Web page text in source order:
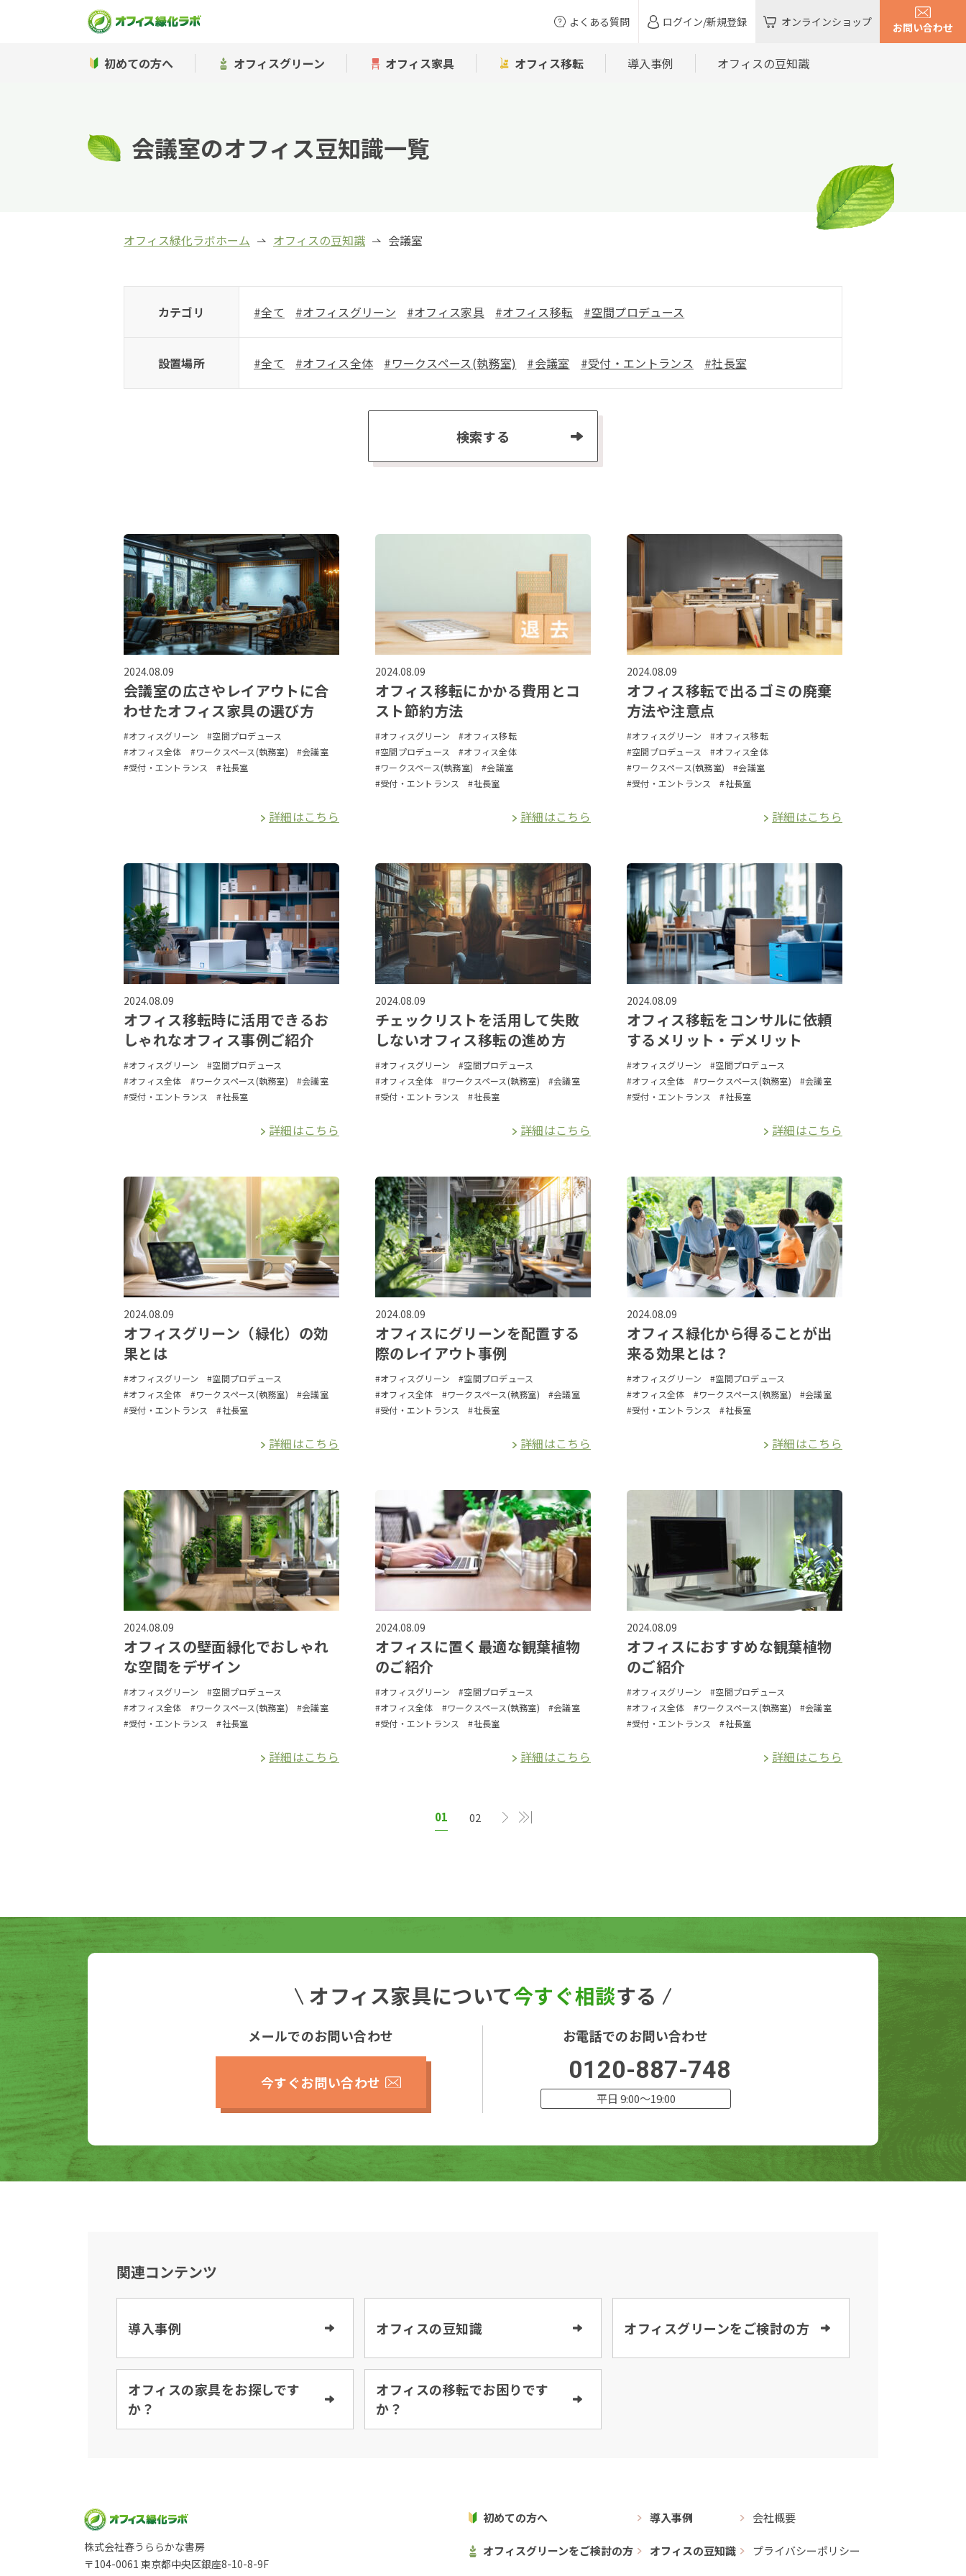
よくある質問 ログイン/新規登録 オンラインショップ お問い合わせ
初めての方へ オフィスグリーン オフィス家具 オフィス移転 導入事例 オフィスの豆知識
会議室のオフィス豆知識一覧
オフィス緑化ラボホーム オフィスの豆知識 会議室
カテゴリ #全て #オフィスグリーン #オフィス家具 #オフィス移転 #空間プロデュース
設置場所 #全て #オフィス全体 #ワークスペース(執務室) #会議室 #受付・エントランス #社長室
検索する
2024.08.09
会議室の広さやレイアウトに合
わせたオフィス家具の選び方
#オフィスグリーン
#空間プロデュース
#オフィス全体
#ワークスペース(執務室)
#会議室
#受付・エントランス
#社長室
詳細はこちら
2024.08.09
オフィス移転にかかる費用とコ
スト節約方法
#オフィスグリーン
#オフィス移転
#空間プロデュース
#オフィス全体
#ワークスペース(執務室)
#会議室
#受付・エントランス
#社長室
詳細はこちら
2024.08.09
オフィス移転で出るゴミの廃棄
方法や注意点
#オフィスグリーン
#オフィス移転
#空間プロデュース
#オフィス全体
#ワークスペース(執務室)
#会議室
#受付・エントランス
#社長室
詳細はこちら
2024.08.09
オフィス移転時に活用できるお
しゃれなオフィス事例ご紹介
#オフィスグリーン
#空間プロデュース
#オフィス全体
#ワークスペース(執務室)
#会議室
#受付・エントランス
#社長室
詳細はこちら
2024.08.09
チェックリストを活用して失敗
しないオフィス移転の進め方
#オフィスグリーン
#空間プロデュース
#オフィス全体
#ワークスペース(執務室)
#会議室
#受付・エントランス
#社長室
詳細はこちら
2024.08.09
オフィス移転をコンサルに依頼
するメリット・デメリット
#オフィスグリーン
#空間プロデュース
#オフィス全体
#ワークスペース(執務室)
#会議室
#受付・エントランス
#社長室
詳細はこちら
2024.08.09
オフィスグリーン（緑化）の効
果とは
#オフィスグリーン
#空間プロデュース
#オフィス全体
#ワークスペース(執務室)
#会議室
#受付・エントランス
#社長室
詳細はこちら
2024.08.09
オフィスにグリーンを配置する
際のレイアウト事例
#オフィスグリーン
#空間プロデュース
#オフィス全体
#ワークスペース(執務室)
#会議室
#受付・エントランス
#社長室
詳細はこちら
2024.08.09
オフィス緑化から得ることが出
来る効果とは？
#オフィスグリーン
#空間プロデュース
#オフィス全体
#ワークスペース(執務室)
#会議室
#受付・エントランス
#社長室
詳細はこちら
2024.08.09
オフィスの壁面緑化でおしゃれ
な空間をデザイン
#オフィスグリーン
#空間プロデュース
#オフィス全体
#ワークスペース(執務室)
#会議室
#受付・エントランス
#社長室
詳細はこちら
2024.08.09
オフィスに置く最適な観葉植物
のご紹介
#オフィスグリーン
#空間プロデュース
#オフィス全体
#ワークスペース(執務室)
#会議室
#受付・エントランス
#社長室
詳細はこちら
2024.08.09
オフィスにおすすめな観葉植物
のご紹介
#オフィスグリーン
#空間プロデュース
#オフィス全体
#ワークスペース(執務室)
#会議室
#受付・エントランス
#社長室
詳細はこちら
01 02
オフィス家具について今すぐ相談する
メールでのお問い合わせ
今すぐお問い合わせ
お電話でのお問い合わせ
0120-887-748
平日 9:00〜19:00
関連コンテンツ
導入事例 オフィスの豆知識 オフィスグリーンをご検討の方
オフィスの家具をお探しです
か？
オフィスの移転でお困りです
か？
初めての方へ
オフィスグリーンをご検討の方
導入事例
オフィスの豆知識
会社概要
プライバシーポリシー
株式会社春うららかな書房
〒104-0061 東京都中央区銀座8-10-8-9F